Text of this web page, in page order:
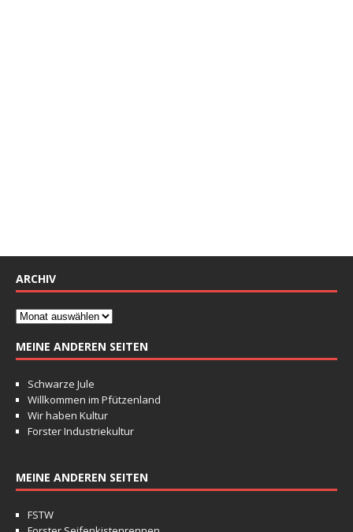
ARCHIV
MEINE ANDEREN SEITEN
Schwarze Jule
Willkommen im Pfützenland
Wir haben Kultur
Forster Industriekultur
MEINE ANDEREN SEITEN
FSTW